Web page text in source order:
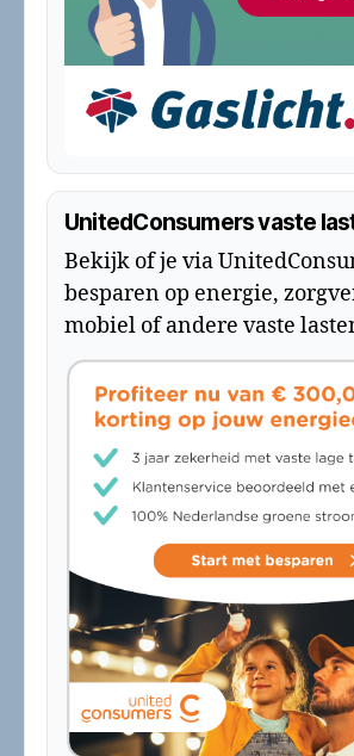
UnitedConsumers vaste
Bekijk of je via
besparen op energie,
mobiel of andere vaste